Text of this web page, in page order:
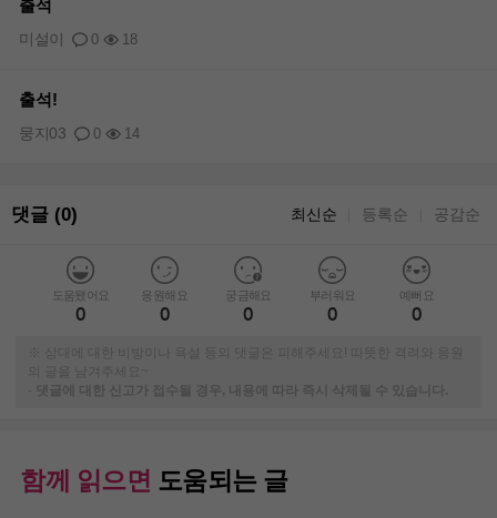
출석
0 18
미설이
출석!
0 14
뭉지03
댓글 (0) 최신순 등록순 공감순
도움됐어요
0
응원해요
0
궁금해요
0
부러워요
0
예뻐요
0
※ 상대에 대한 비방이나 욕설 등의 댓글은 피해주세요! 따뜻한 격려와 응원
의 글을 남겨주세요~
-
댓글에 대한 신고가 접수될 경우, 내용에 따라 즉시 삭제될 수 있습니다.
함께 읽으면 도움되는 글